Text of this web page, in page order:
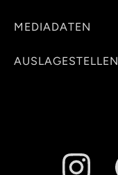
MEDIADATEN
AUSLAGESTELLEN